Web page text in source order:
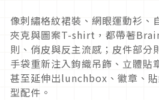
像刺繡格紋裙裝、網眼運動衫、
夾克與圖案T-shirt，都帶著
則、俏皮與反主流感；皮件部
手袋重新注入鉤織吊飾、立體貼
甚至延伸出lunchbox、徽章、
型配件。